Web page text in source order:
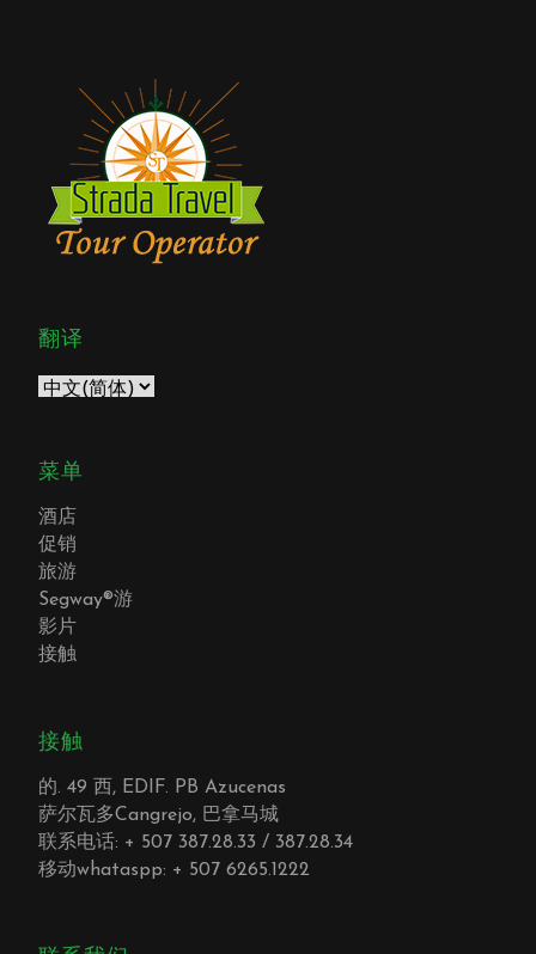
翻译
菜单
酒店
促销
旅游
Segway®游
影片
接触
接触
的. 49 西, EDIF. PB Azucenas
萨尔瓦多Cangrejo, 巴拿马城
联系电话: + 507 387.28.33 / 387.28.34
移动whataspp: + 507 6265.1222